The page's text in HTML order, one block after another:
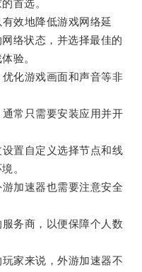
首选。
效地降低游戏网络延
络状态，并选择最佳的
验。
化游戏画面和声音等非
常只需要安装应用并开
置自定义选择节点和线
。
加速器也需要注意安全
务商，以便保障个人数
家来说，外游加速器不